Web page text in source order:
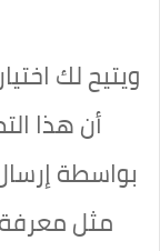
ويتيح لك
أن هذا
بواسطة
مثل